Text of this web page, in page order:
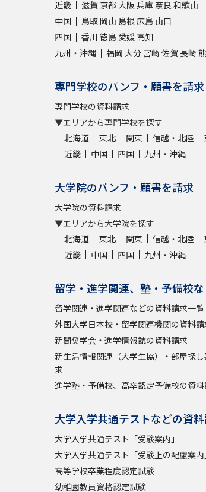
近畿
滋賀 京都 大阪兵庫奈良 和歌山
中国
鳥取 岡山 島根 広島 山口
四国
香川 徳島 愛媛 高知
九州・沖縄
福岡 大分 宮崎 佐賀 長崎
専門学校のパンフ・願書を請求
専門学校の資料請求
▼エリアから専門学校を探す
北海道
東北 関東 信越・北陸
近畿
中国 四国 九州・沖縄
大学院のパンフ・願書を請求
大学院の資料請求
▼エリアから大学院を探す
北海道
東北 関東 信越・北陸
近畿
中国 四国 九州・沖縄
留学・進学関連、塾・予備校
留学関連・進学関連などの資料請求一覧
外国大学日本校・留学関連機関の資料請
新聞奨学会・進学情報誌の資料請求
新生活情報関連（大学生協）・部屋探
求
進学塾・予備校、高卒認定予備校の資料
大学入学共通テストなどの資
大学入学共通テスト「受験案内」
大学入学共通テスト「受験上の配慮案内
高等学校卒業程度認定試験
幼稚園教員資格認定試験